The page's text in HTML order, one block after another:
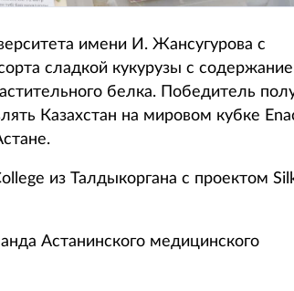
имени И. Жансугурова с
сладкой кукурузы с
белка. Победитель
Казахстан на мировом кубке
из Талдыкоргана с проектом
Астанинского медицинского